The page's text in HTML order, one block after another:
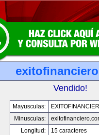
Vendido!
Mayusculas:
Minusculas:
Longitud:
15 caracteres